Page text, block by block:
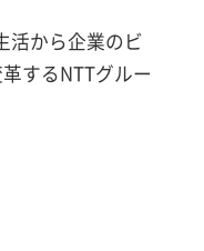
活から企業のビ
するNTTグルー